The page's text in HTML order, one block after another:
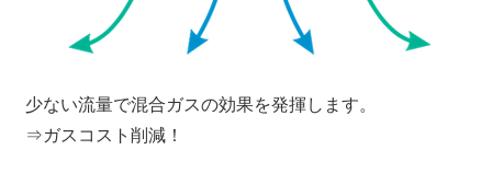
少ない流量で混合ガスの効果を発揮します。
⇒ガスコスト削減！